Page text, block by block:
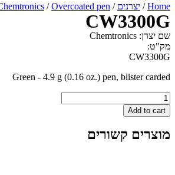
/
Chemtronics/ Overcoated pen
/
Green - 4.9 g (0.16 oz.) pen,
קשורים